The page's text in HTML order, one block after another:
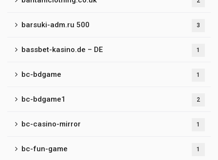
barsuki-adm.ru 500 3
bassbet-kasino.de – DE 1
bc-bdgame 1
bc-bdgame1 2
bc-casino-mirror 1
bc-fun-game 1